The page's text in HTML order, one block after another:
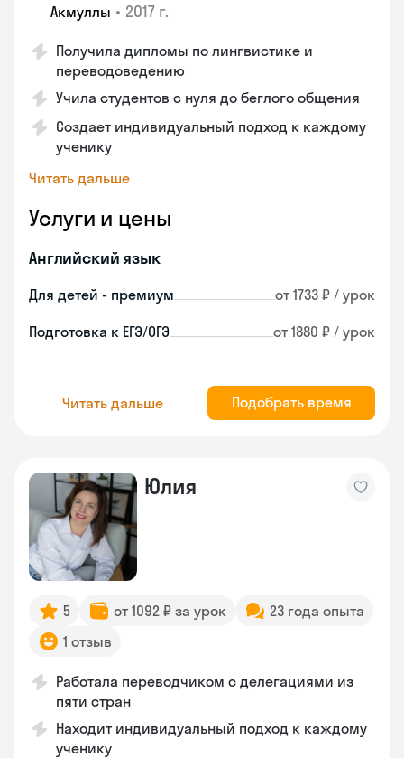
Акмуллы • 2017 г.
Получила дипломы по лингвистике и
переводоведению
Учила студентов с нуля до беглого общения
Создает индивидуальный подход к каждому
ученику
Читать дальше
Услуги и цены
Английский язык
Для детей - премиум от 1733 ₽ / урок
Подготовка к ЕГЭ/ОГЭ от 1880 ₽ / урок
Читать дальше Подобрать время
Юлия
5 от 1092 ₽ за урок
23 года опыта
1 отзыв
Работала переводчиком с делегациями из
пяти стран
Находит индивидуальный подход к каждому
ученику